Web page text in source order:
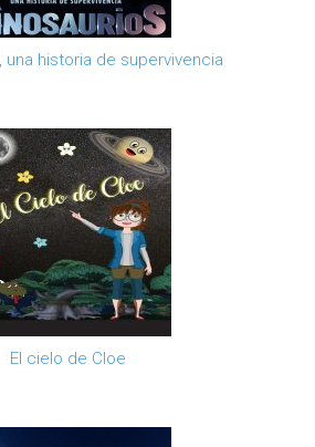
una historia de supervivencia
El cielo de Cloe